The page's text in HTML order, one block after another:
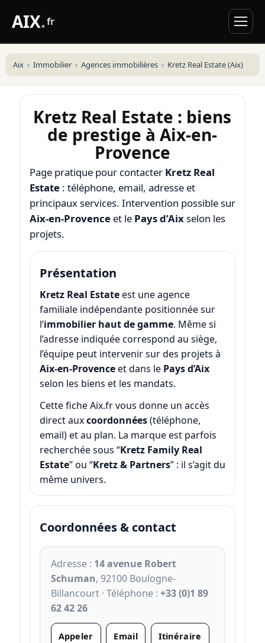
AIX.fr
Aix Immobilier Agences immobilières Kretz Real Estate (Aix)
Kretz Real Estate : biens
de prestige à Aix-en-
Provence
Page pratique pour contacter Kretz Real
Estate: téléphone, email, adresse et
principaux services. Intervention possible sur
Aix-en-Provenceet le Pays d’Aixselon les
projets.
Présentation
Kretz Real Estateest une agence
familiale indépendante positionnée sur
l’immobilier haut de gamme. Même si
l’adresse indiquée correspond au siège,
l’équipe peut intervenir sur des projets à
Aix-en-Provenceet dans le Pays d’Aix
selon les biens et les mandats.
Cette fiche Aix.fr vous donne un accès
direct auxcoordonnées(téléphone,
email) et au plan. La marque est parfois
recherchée sous “Kretz Family Real
Estate” ou “Kretz & Partners” : il s’agit du
même univers.
Coordonnées & contact
Adresse : 14 avenue Robert
Schuman, 92100 Boulogne-
Billancourt · Téléphone : +33 (0)1 89
62 42 26
Appeler Email Itinéraire